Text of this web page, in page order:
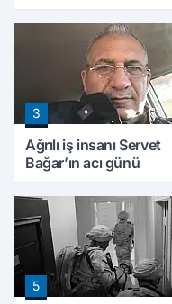
Ayrıntıları Belli Oldu
3
Ağrılı iş insanı Servet
Bağar’ın acı günü
5